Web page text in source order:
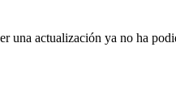
actualización ya no ha